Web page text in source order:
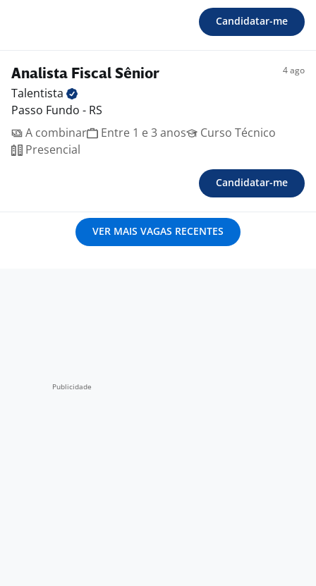
Candidatar-me
Analista Fiscal Sênior 4 ago
Talentista
Passo Fundo - RS
A combinar
Entre 1 e 3 anos
Curso Técnico
Presencial
Candidatar-me
VER MAIS VAGAS RECENTES